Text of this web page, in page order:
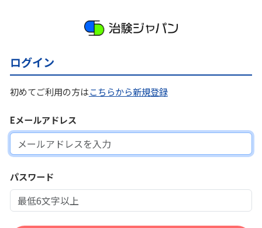
ログイン
初めてご利用の方はこちらから新規登録
Eメールアドレス
パスワード